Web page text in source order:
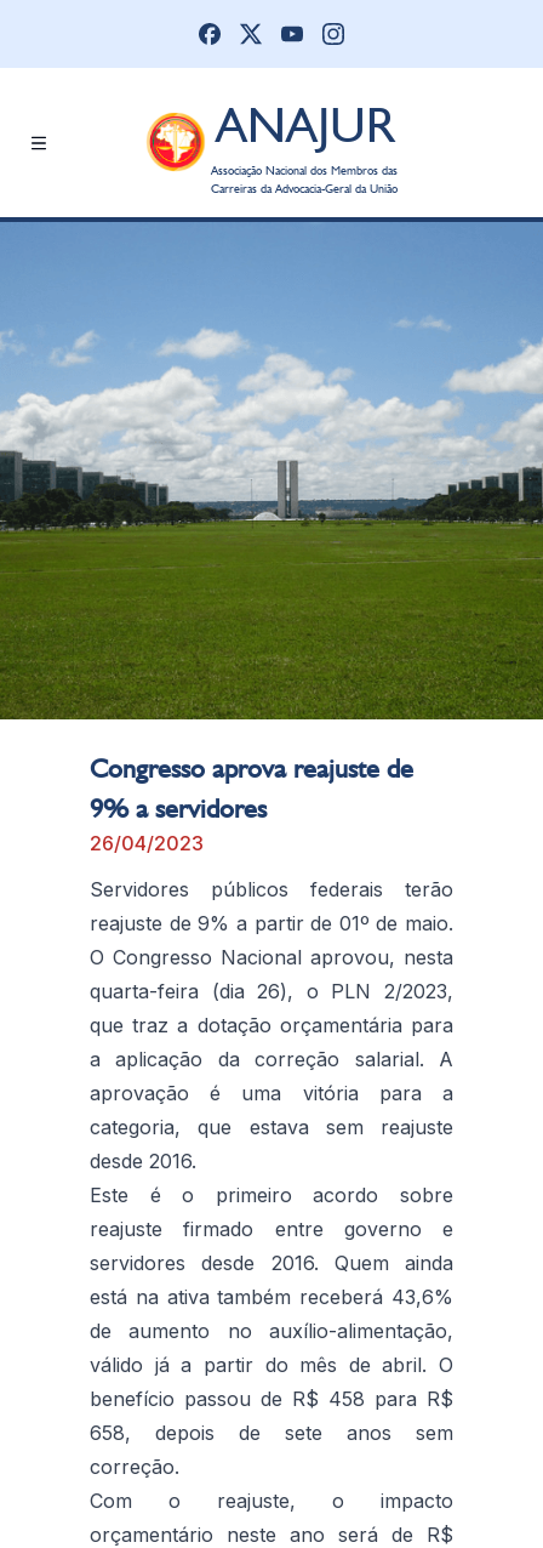
ANAJUR
Associação Nacional dos Membros das
Carreiras da Advocacia-Geral da União
Congresso aprova reajuste de
9% a servidores
26/04/2023
Servidores públicos federais terão
reajuste de 9% a partir de 01º de maio.
O Congresso Nacional aprovou, nesta
quarta-feira (dia 26), o PLN 2/2023,
que traz a dotação orçamentária para
a aplicação da correção salarial. A
aprovação é uma vitória para a
categoria, que estava sem reajuste
desde 2016.
Este é o primeiro acordo sobre
reajuste firmado entre governo e
servidores desde 2016. Quem ainda
está na ativa também receberá 43,6%
de aumento no auxílio-alimentação,
válido já a partir do mês de abril. O
benefício passou de R$ 458 para R$
658, depois de sete anos sem
correção.
Com o reajuste, o impacto
orçamentário neste ano será de R$